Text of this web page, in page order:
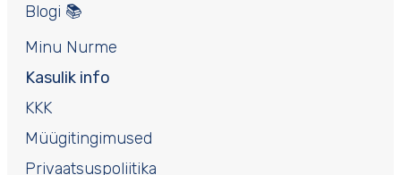
Kasulik info
KKK
Müügitingimused
Privaatsuspoliitika
Blogi 📚
Minu Nurme